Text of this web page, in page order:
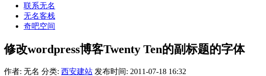
联系无名
无名客栈
奇吧空间
修改wordpress博客Twenty Ten的副标题的字体
作者: 无名 分类: 西安建站 发布时间: 2011-07-18 16:32